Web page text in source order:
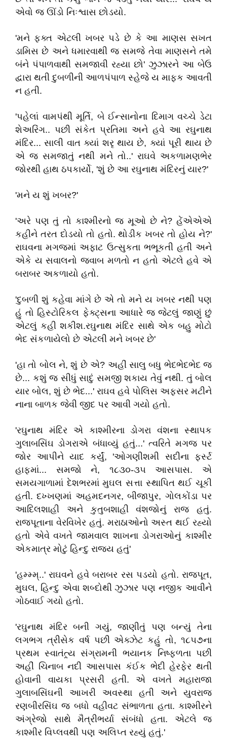
એવો જ ઊંડો નિઃશ્વાસ છોડયો.
'મને ફક્ત એટલી ખબર પડે છે કે આ માણસ સખત
ડામિસ છે અને ધમારવાથી જ સમજે તેવા માણસને તમે
બંને પંપાળવાથી સમજાવી રહ્યા છો' ઝુઝારને આ બેઉ
દ્વારા થતી દુબળીની આળપંપાળ સ્હેજે ય માફક આવતી
ન હતી.
'પહેલાં વામપંથી મૂર્તિ, બે ઈન્સાનોના દિમાગ વચ્ચે ડેટા
શેઅરિંગ.. પછી સંકેત પ્રતિમા અને હવે આ રઘુનાથ
મંદિર... સાલી વાત ક્યાં શરૃ થાય છે, ક્યાં પૂરી થાય છે
એ જ સમજાતું નથી મને તો..' રાઘવે અકળામણભેર
જોરથી હાથ ઠપકાર્યો, 'શું છે આ રઘુનાથ મંદિરનું યાર?'
'મને ય શું ખબર?'
'અરે પણ તું તો કાશ્મીરનો જ મૂઓ છે ને? હેંએએએ
કહીને તરત દોડયો તો હતો. થોડીક ખબર તો હોય ને?'
રાઘવના મગજમાં અફાટ ઉત્સુકતા ભભૂકતી હતી અને
એકે ય સવાલનો જવાબ મળતો ન હતો એટલે હવે એ
બરાબર અકળાયો હતો.
'દુબળી શું કહેવા માંગે છે એ તો મને ય ખબર નથી પણ
હું તો હિસ્ટોરિકલ ફેક્ટ્સના આધારે જ જેટલું જાણું છું
એટલું કહી શકીશ.રઘુનાથ મંદિર સાથે એક બહુ મોટો
ભેદ સંકળાયેલો છે એટલી મને ખબર છે'
'હા તો બોલ ને, શું છે એ? અહીં સાલુ બધુ ભેદભેદભેદ જ
છે... કશું જ સીધું સાદું સમજી શકાય તેવું નથી. તું બોલ
યાર બોલ, શું છે ભેદ...' રાઘવ હવે પોલિસ અફસર મટીને
નાના બાળક જેવી જીદ પર આવી ગયો હતો.
'રઘુનાથ મંદિર એ કાશ્મીરના ડોગરા વંશના સ્થાપક
ગુલાબસિંઘ ડોગરાએ બંધાવ્યું હતું...' ત્વરિતે મગજ પર
જોર આપીને યાદ કર્યું, 'ઓગણીશમી સદીના ફર્સ્ટ
હાફમાં... સમજો ને, ૧૮૩૦-૩૫ આસપાસ. એ
સમયગાળામાં દેશભરમાં મુઘલ સત્તા સ્થાપિત થઈ ચૂકી
હતી. દખ્ખણમાં અહમદનગર, બીજાપુર, ગોલકોંડા પર
આદિલશાહી અને કુતુબશાહી વંશજોનું રાજ હતું.
રાજપૂતાના વેરવિખેર હતું. મરાઠાઓનો અસ્ત થઈ રહ્યો
હતો એવે વખતે જામવાલ શાખના ડોગરાઓનું કાશ્મીર
એકમાત્ર મોટું હિન્દુ રાજ્ય હતું'
'હમ્મ્મ્..' રાઘવને હવે બરાબર રસ પડયો હતો. રાજપૂત,
મુઘલ, હિન્દુ એવા શબ્દોથી ઝુઝાર પણ નજીક આવીને
ગોઠવાઈ ગયો હતો.
'રઘુનાથ મંદિર બની ગયું, જાણીતું પણ બન્યું તેના
લગભગ ત્રીસેક વર્ષ પછી એક્ઝેટ કહું તો, ૧૮૫૭ના
પ્રથમ સ્વાતંત્ર્ય સંગ્રામની ભયાનક નિષ્ફળતા પછી
અહીં ચિનાબ નદી આસપાસ કંઈક ભેદી હેરફેર થતી
હોવાની વાયકા પ્રસરી હતી. એ વખતે મહારાજા
ગુલાબસિંઘની આખરી અવસ્થા હતી અને યુવરાજ
રણબીરસિંઘ જ બધો વહીવટ સંભાળતા હતા. કાશ્મીરને
અંગ્રેજો સાથે મૈત્રીભર્યા સંબંધો હતા. એટલે જ
કાશ્મીર વિપ્લવથી પણ અલિપ્ત રહ્યું હતું.'